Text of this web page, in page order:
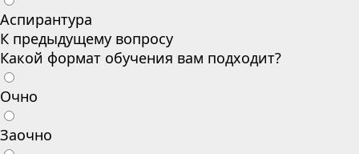
Аспирантура
К предыдущему вопросу
Какой формат обучения вам подходит?
Очно
Заочно